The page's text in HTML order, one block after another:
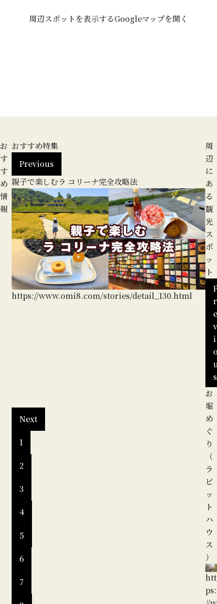
周辺スポットを表示するGoogleマップを開く
お
す
す
め
情
報
おすすめ特集
Previous
親子で楽しむラ コリーナ完全攻略法
https://www.omi8.com/stories/detail_130.html
地
る
Next
1
2
3
4
5
6
7
周
辺
に
あ
る
観
光
ス
ポ
ッ
ト
r
e
v
i
s
お
堀
め
ぐ
り
（
ラ
ビ
ッ
ト
ハ
ウ
ス
）
htt
ps: